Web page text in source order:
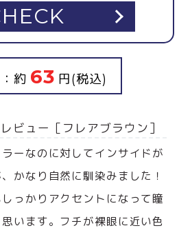
約 63 円(税込)
ビュー［フレアブラウン］
ーなのに対してインサイドが
かなり自然に馴染みました！
っかりアクセントになって瞳
います。フチが裸眼に近い色